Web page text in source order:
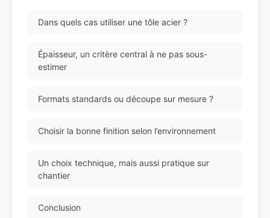
Dans quels cas utiliser une tôle acier ?
Épaisseur, un critère central à ne pas sous-
estimer
Formats standards ou découpe sur mesure ?
Choisir la bonne finition selon l’environnement
Un choix technique, mais aussi pratique sur
chantier
Conclusion